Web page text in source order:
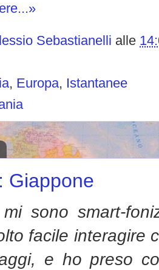
Sebastianelli alle
, Europa, Istantanee
Giappone
sono smart-
facile interagire
e ho preso